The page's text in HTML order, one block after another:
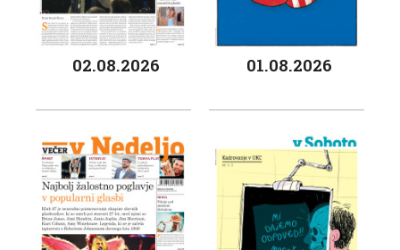
02.08.2026 01.08.2026